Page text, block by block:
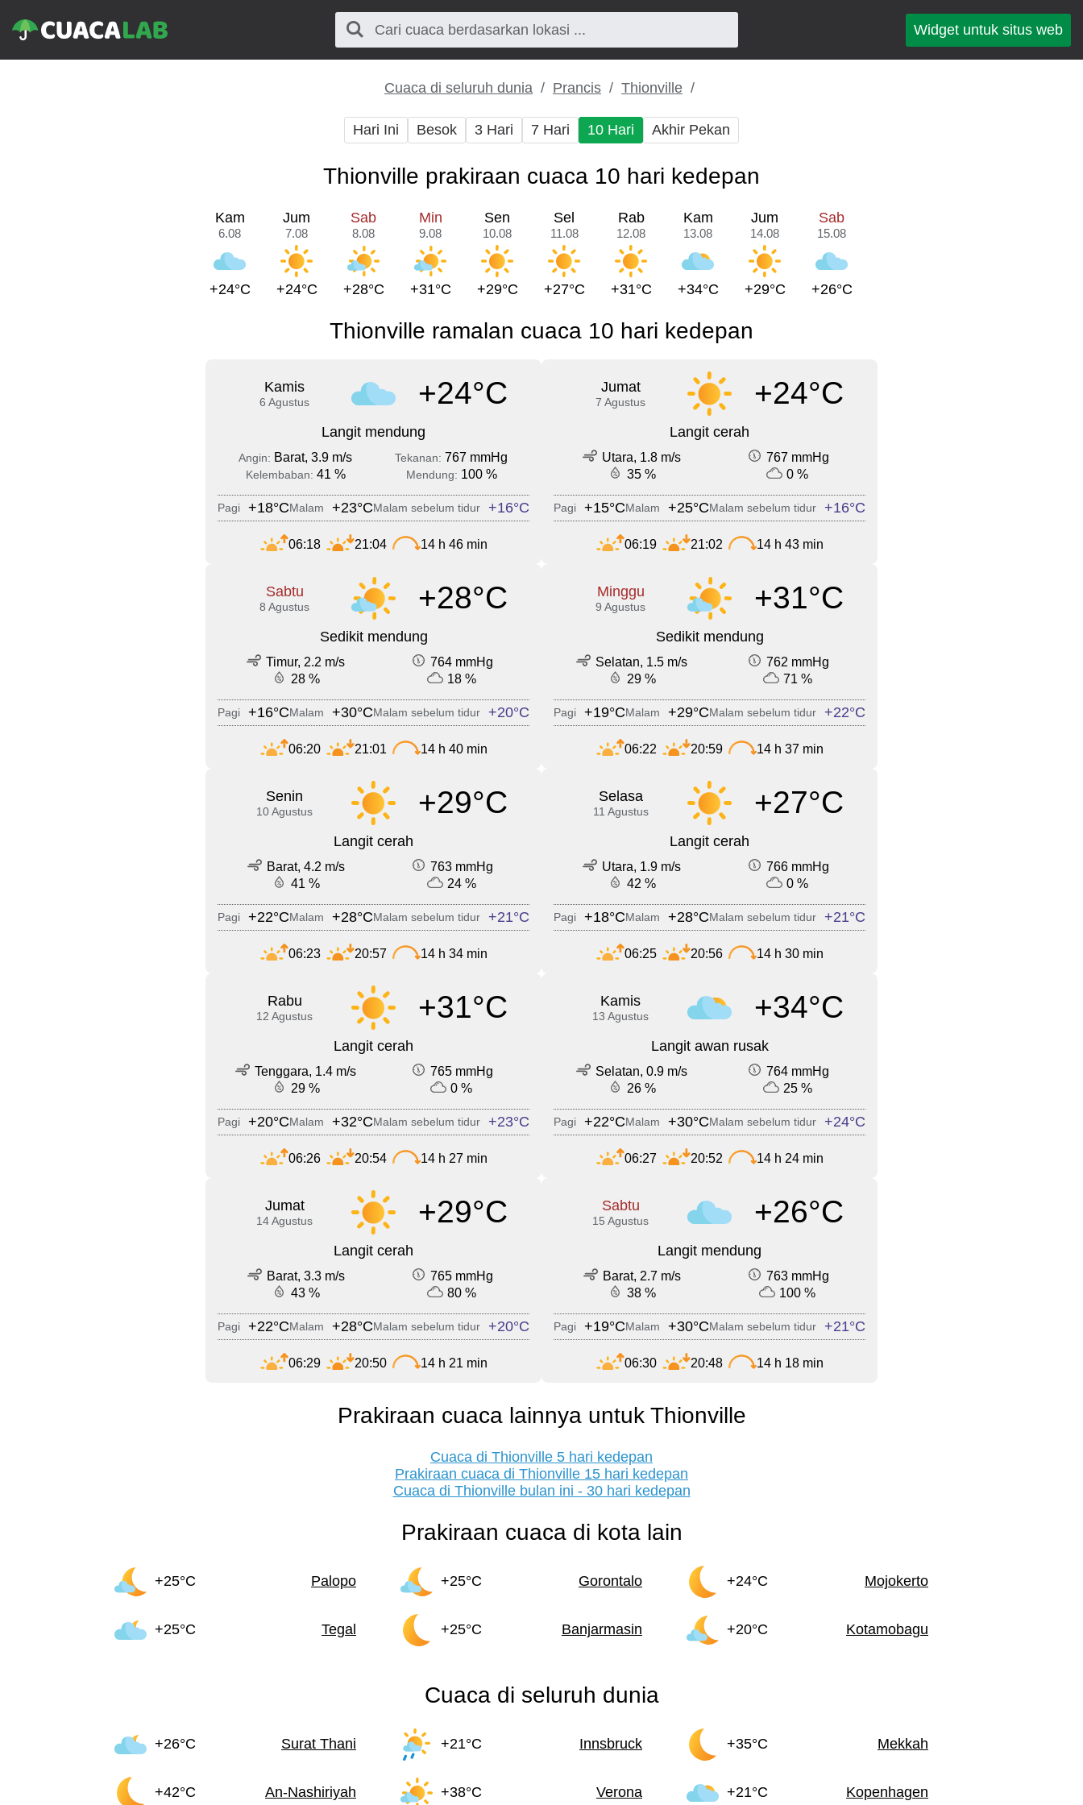
Widget untuk situs web
Cuaca di seluruh dunia Prancis Thionville
Hari Ini Besok 3 Hari 7 Hari 10 Hari Akhir Pekan
Thionville prakiraan cuaca 10 hari kedepan
Kam
6.08
+24°C
Jum
7.08
+24°C
Sab
8.08
+28°C
Min
9.08
+31°C
Sen
10.08
+29°C
Sel
11.08
+27°C
Rab
12.08
+31°C
Kam
13.08
+34°C
Jum
14.08
+29°C
Sab
15.08
+26°C
Thionville ramalan cuaca 10 hari kedepan
Kamis
6 Agustus +24°C
Langit mendung
Angin: Barat, 3.9 m/s Tekanan: 767 mmHg
Kelembaban: 41 % Mendung: 100 %
Pagi +18°CMalam +23°CMalam sebelum tidur +16°C
06:18 21:04 14 h 46 min
Jumat
7 Agustus +24°C
Langit cerah
Utara, 1.8 m/s
767 mmHg
35 %
0 %
Pagi +15°CMalam +25°CMalam sebelum tidur +16°C
06:19 21:02 14 h 43 min
Sabtu
8 Agustus +28°C
Sedikit mendung
Timur, 2.2 m/s
764 mmHg
28 %
18 %
Pagi +16°CMalam +30°CMalam sebelum tidur +20°C
06:20 21:01 14 h 40 min
Minggu
9 Agustus +31°C
Sedikit mendung
Selatan, 1.5 m/s
762 mmHg
29 %
71 %
Pagi +19°CMalam +29°CMalam sebelum tidur +22°C
06:22 20:59 14 h 37 min
Senin
10 Agustus +29°C
Langit cerah
Barat, 4.2 m/s
763 mmHg
41 %
24 %
Pagi +22°CMalam +28°CMalam sebelum tidur +21°C
06:23 20:57 14 h 34 min
Selasa
11 Agustus +27°C
Langit cerah
Utara, 1.9 m/s
766 mmHg
42 %
0 %
Pagi +18°CMalam +28°CMalam sebelum tidur +21°C
06:25 20:56 14 h 30 min
Rabu
12 Agustus +31°C
Langit cerah
Tenggara, 1.4 m/s
765 mmHg
29 %
0 %
Pagi +20°CMalam +32°CMalam sebelum tidur +23°C
06:26 20:54 14 h 27 min
Kamis
13 Agustus +34°C
Langit awan rusak
Selatan, 0.9 m/s
764 mmHg
26 %
25 %
Pagi +22°CMalam +30°CMalam sebelum tidur +24°C
06:27 20:52 14 h 24 min
Jumat
14 Agustus +29°C
Langit cerah
Barat, 3.3 m/s
765 mmHg
43 %
80 %
Pagi +22°CMalam +28°CMalam sebelum tidur +20°C
06:29 20:50 14 h 21 min
Sabtu
15 Agustus +26°C
Langit mendung
Barat, 2.7 m/s
763 mmHg
38 %
100 %
Pagi +19°CMalam +30°CMalam sebelum tidur +21°C
06:30 20:48 14 h 18 min
Prakiraan cuaca lainnya untuk Thionville
Cuaca di Thionville 5 hari kedepan
Prakiraan cuaca di Thionville 15 hari kedepan
Cuaca di Thionville bulan ini - 30 hari kedepan
Prakiraan cuaca di kota lain
+25°C Palopo +25°C Gorontalo +24°C Mojokerto
+25°C Tegal +25°C Banjarmasin +20°C Kotamobagu
Cuaca di seluruh dunia
+26°C Surat Thani +21°C Innsbruck +35°C Mekkah
+42°C An-Nashiriyah +38°C Verona +21°C Kopenhagen